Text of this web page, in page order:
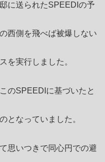
に送られたSPEEDIの予
西側を飛べば被爆しない
を実行しました。
のSPEEDIに基づいたと
となっていました。
思いつきで同心円での避